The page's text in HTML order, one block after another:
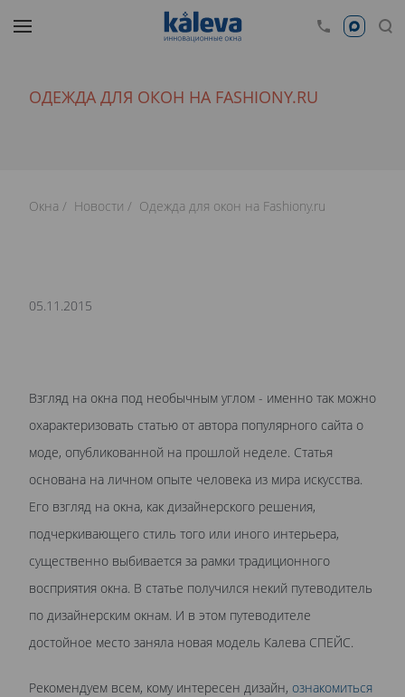
ОДЕЖДА ДЛЯ ОКОН НА FASHIONY.RU
Окна Новости Одежда для окон на Fashiony.ru
05.11.2015
Взгляд на окна под необычным углом - именно так можно
охарактеризовать статью от автора популярного сайта о
моде, опубликованной на прошлой неделе. Статья
основана на личном опыте человека из мира искусства.
Его взгляд на окна, как дизайнерского решения,
подчеркивающего стиль того или иного интерьера,
существенно выбивается за рамки традиционного
восприятия окна. В статье получился некий путеводитель
по дизайнерским окнам. И в этом путеводителе
достойное место заняла новая модель Калева СПЕЙС.
Рекомендуем всем, кому интересен дизайн, ознакомиться